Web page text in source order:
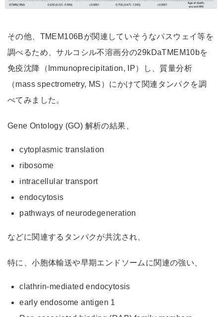
その他、TMEM106Bが関連していそうなパスウェイ等を
調べるため、サルコシル不溶画分の29kDaTMEM10bを
免疫沈降（Immunoprecipitation, IP）し、質量分析
（mass spectrometry, MS）にかけて関連タンパクを調
べてみました。
Gene Ontology (GO) 解析の結果、
cytoplasmic translation
ribosome
intracellular transport
endocytosis
pathways of neurodegeneration
などに関連するタンパクが共沈され、
特に、小胞体輸送や早期エンドソームに関連の強い、
clathrin-mediated endocytosis
early endosome antigen 1